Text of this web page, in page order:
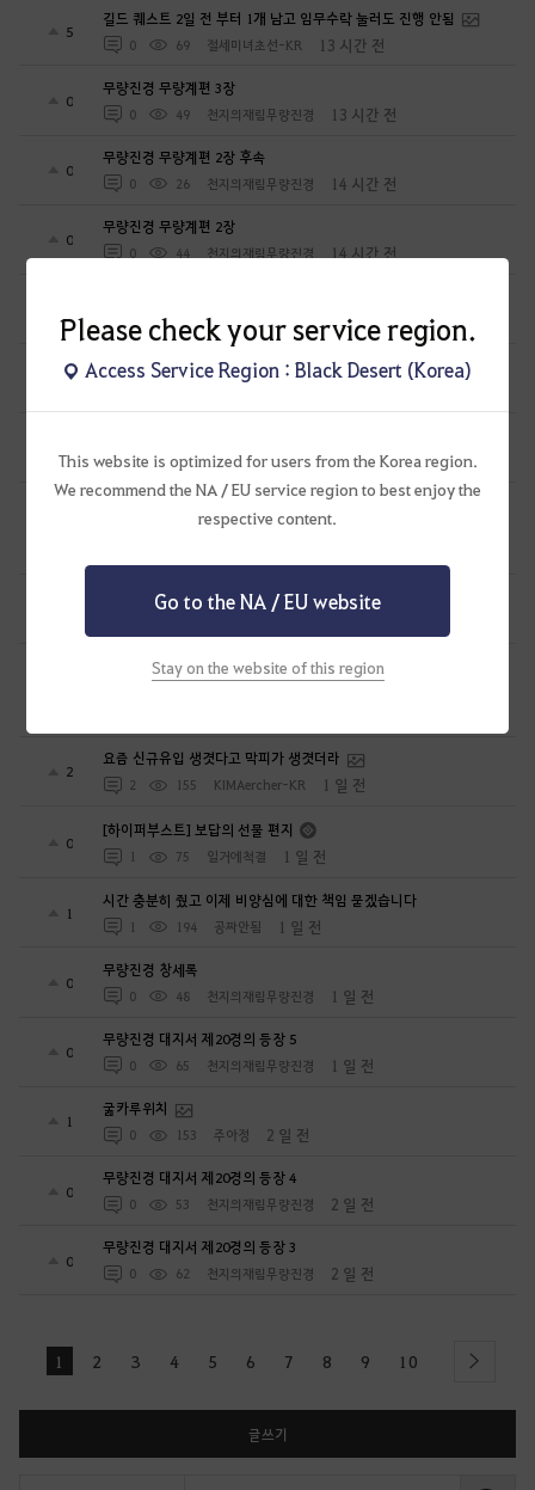
Please check your service region.
Access Service Region : Black Desert (Korea)
This website is optimized for users from the Korea region.
We recommend the NA / EU service region to best enjoy the
respective content.
Go to the NA / EU website
Stay on the website of this region
5
길드 퀘스트 2일 전 부터 1개 남고 임무수락 눌러도 진행 안됨
0 69 절세미녀초선-KR 13 시간 전
0
무량진경 무량계편 3장
0 49 천지의재림무량진경 13 시간 전
0
무량진경 무량계편 2장 후속
0 26 천지의재림무량진경 14 시간 전
0
무량진경 무량계편 2장
0 44 천지의재림무량진경 14 시간 전
1 123 일거에척결 23 시간 전
0
이고르 바탈리 모험일지 9권 중 모험가의 유실물 관련해서
0 109 칼루이스-KR 1 일 전
[뉴비질문] 시즌졸업 60렙이후 시즌졸업 버튼 누르고 메인퀘 끝까지
밀고 아카데미 고?
무량진경 무량계편 1장
[질문] 시즌 캐릭터 에이전트는 각성무기 슬롯에 넣을 수 없습니다.
2
요즘 신규유입 생겻다고 막피가 생겻더라
2 155 KIMAercher-KR 1 일 전
0
[하이퍼부스트] 보답의 선물 편지
1 75 일거에척결 1 일 전
1
시간 충분히 줬고 이제 비양심에 대한 책임 묻겠습니다
1 194 공짜안됨 1 일 전
0
무량진경 창세록
0 48 천지의재림무량진경 1 일 전
0
무량진경 대지서 제20경의 등장 5
0 65 천지의재림무량진경 1 일 전
1
굶카루위치
0 153 주아정 2 일 전
0
무량진경 대지서 제20경의 등장 4
0 53 천지의재림무량진경 2 일 전
0
무량진경 대지서 제20경의 등장 3
0 62 천지의재림무량진경 2 일 전
1 2 3 4 5 6 7 8 9 10 next
글쓰기